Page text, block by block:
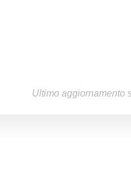
Ultimo aggiornamento